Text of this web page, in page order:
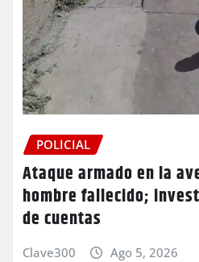
POLICIAL
Ataque armado en la
hombre fallecido;
de cuentas
Clave300 Ago 5, 2026